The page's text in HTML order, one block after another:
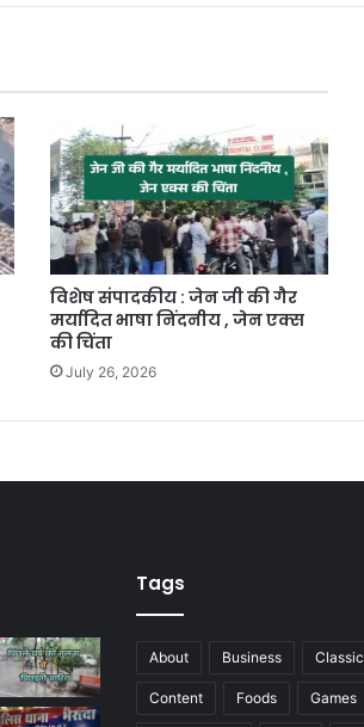
विशेष संपादकीय : जेन जी की गैर
मर्यादित भाषा निंदनीय , जेन एक्स
की चिंता
July 26, 2026
Tags
About Business Classic
Content Foods Games